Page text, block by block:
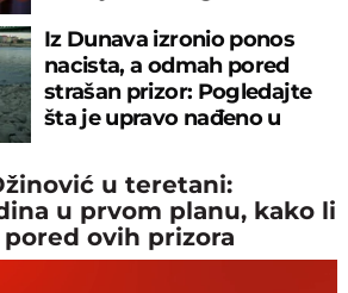
Iz Dunava izronio ponos
nacista, a odmah pored
strašan prizor: Pogledajte
šta je upravo nađeno u
u teretani:
u prvom planu, kako li
ovih prizora